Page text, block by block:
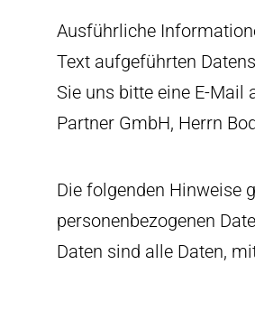
Ausführliche
Text aufgeführten
Sie uns bitte eine E-Mail
Partner GmbH, Herrn
Die folgenden Hinweise
personenbezogenen
Daten sind alle Daten,